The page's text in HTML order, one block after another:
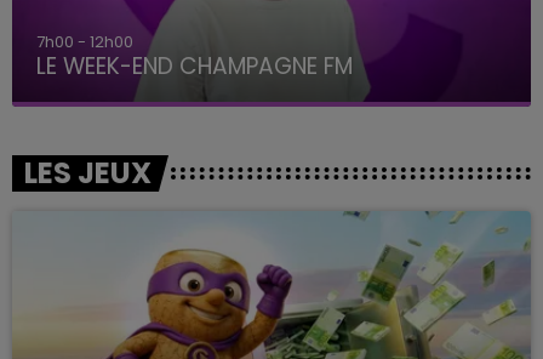
7h00 - 12h00
LE WEEK-END CHAMPAGNE FM
LES JEUX